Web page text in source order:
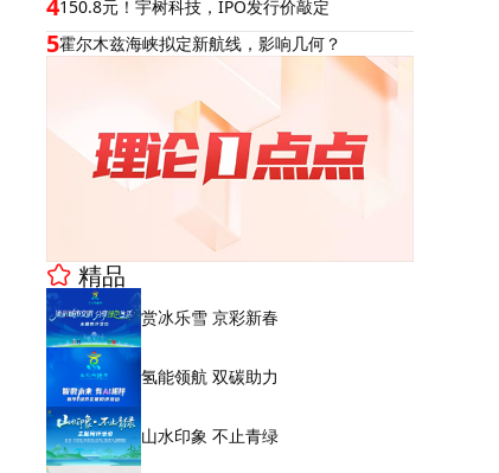
4150.8元！宇树科技，IPO发行价敲定
5霍尔木兹海峡拟定新航线，影响几何？
精品
赏冰乐雪 京彩新春
氢能领航 双碳助力
山水印象 不止青绿